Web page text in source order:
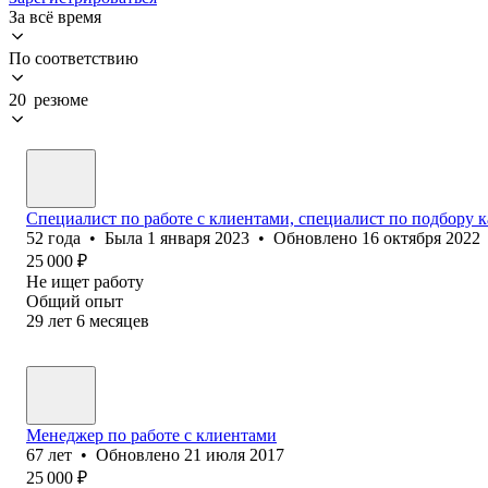
За всё время
По соответствию
20 резюме
Специалист по работе с клиентами, специалист по подбору
52 года • Была 1 января 2023 • Обновлено 16 октября 2022
25 000 ₽
Не ищет работу
Общий опыт
29 лет 6 месяцев
Менеджер по работе с клиентами
67 лет • Обновлено 21 июля 2017
25 000 ₽